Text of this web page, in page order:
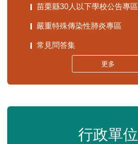
苗栗縣30人以下學校公告專區
嚴重特殊傳染性肺炎專區
常見問答集
更多
行政單位